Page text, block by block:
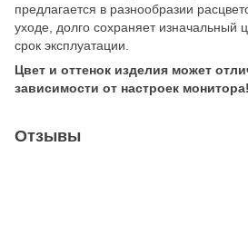
предлагается в разнообразии
уходе, долго сохраняет изначальный
срок эксплуатации.
Цвет и оттенок изделия может
зависимости от настроек
Отзывы